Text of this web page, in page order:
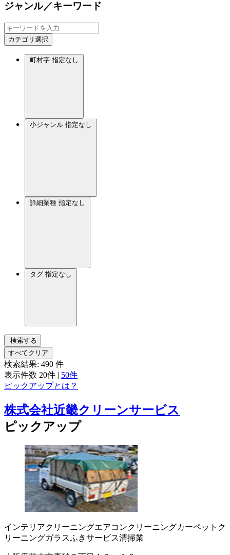
ジャンル／キーワード
カテゴリ選択
町村字 指定なし
小ジャンル 指定なし
詳細業種 指定なし
タグ 指定なし
検索する
すべてクリア
検索結果: 490 件
表示件数 20件 | 50件
ピックアップとは？
株式会社近畿クリーンサービス
ピックアップ
インテリアクリーニングエアコンクリーニングカーペットク
リーニングガラスふきサービス清掃業